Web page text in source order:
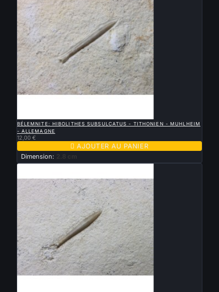
BÉLEMNITE: HIBOLITHES SUBSULCATUS - TITHONIEN - MUHLHEIM
- ALLEMAGNE
12,00 €
 AJOUTER AU PANIER
Dimension: 2.8 cm